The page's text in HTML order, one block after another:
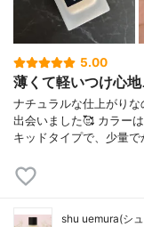
5.00
薄くて軽いつけ心地
ナチュラルな仕上がり
出会いました🥰 カラー
キッドタイプで、少量
shu uemura(シ